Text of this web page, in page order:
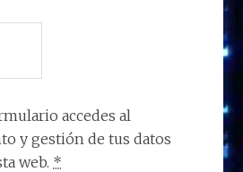
accedes al
y gestión de tus datos
web. *